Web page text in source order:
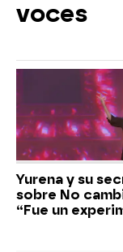
voces
Yurena y su
sobre No
“Fue un